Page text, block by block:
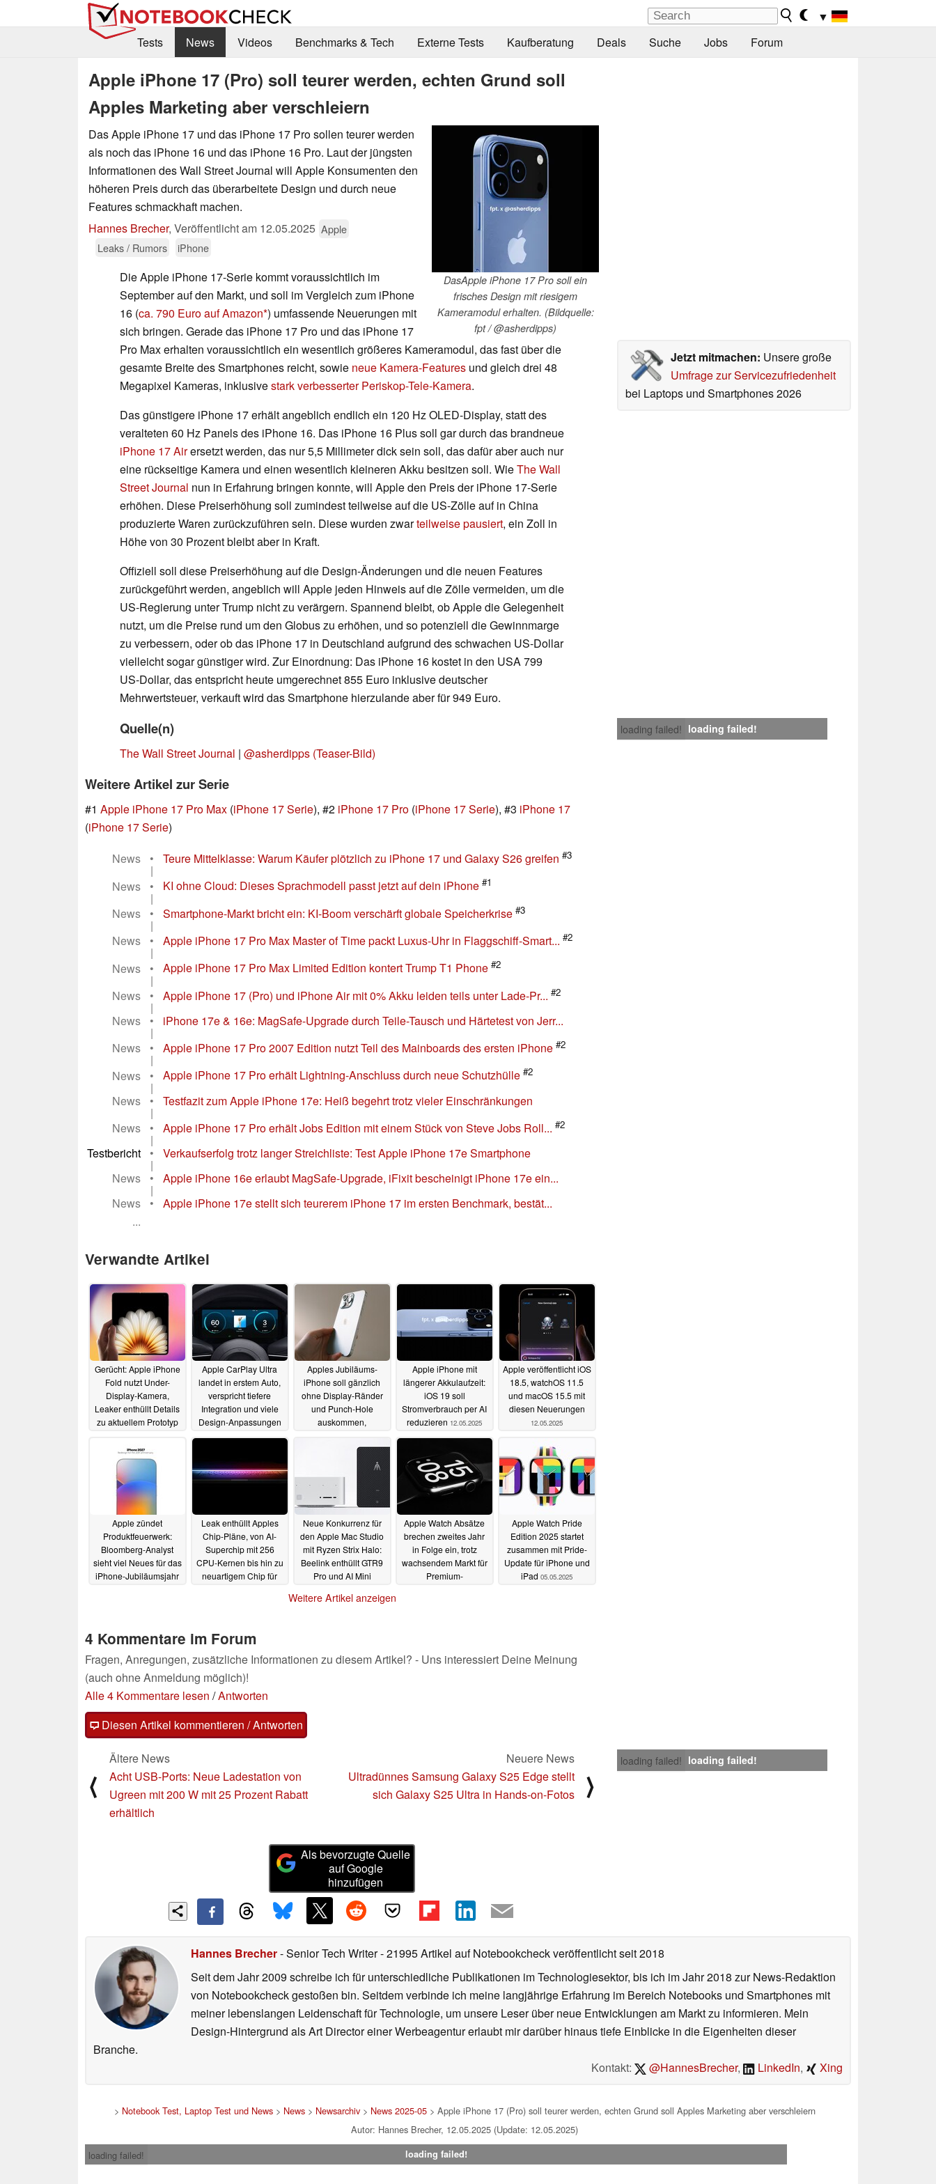
▼
Tests
News Videos Benchmarks & Tech Externe Tests Kaufberatung Deals Suche Jobs Forum
Apple iPhone 17 (Pro) soll teurer werden, echten Grund soll
Apples Marketing aber verschleiern
DasApple iPhone 17 Pro soll ein
frisches Design mit riesigem
Kameramodul erhalten. (Bildquelle:
fpt / @asherdipps)
Das Apple iPhone 17 und das iPhone 17 Pro sollen teurer werden
als noch das iPhone 16 und das iPhone 16 Pro. Laut der jüngsten
Informationen des Wall Street Journal will Apple Konsumenten den
höheren Preis durch das überarbeitete Design und durch neue
Features schmackhaft machen.
Hannes Brecher, Veröffentlicht am 12.05.2025 Apple
Leaks / Rumors
iPhone
Jetzt mitmachen: Unsere große
Umfrage zur Servicezufriedenheit
bei Laptops und Smartphones 2026
Die Apple iPhone 17-Serie kommt voraussichtlich im
September auf den Markt, und soll im Vergleich zum iPhone
16 (ca. 790 Euro auf Amazon ) umfassende Neuerungen mit
sich bringen. Gerade das iPhone 17 Pro und das iPhone 17
Pro Max erhalten voraussichtlich ein wesentlich größeres Kameramodul, das fast über die
gesamte Breite des Smartphones reicht, sowie neue Kamera-Features und gleich drei 48
Megapixel Kameras, inklusivestark verbesserter Periskop-Tele-Kamera.
Das günstigere iPhone 17 erhält angeblich endlich ein 120 Hz OLED-Display, statt des
veralteten 60 Hz Panels des iPhone 16. Das iPhone 16 Plus soll gar durch das brandneue
iPhone 17 Airersetzt werden, das nur 5,5 Millimeter dick sein soll, das dafür aber auch nur
eine rückseitige Kamera und einen wesentlich kleineren Akku besitzen soll. WieThe Wall
Street Journal nun in Erfahrung bringen konnte, will Apple den Preis der iPhone 17-Serie
erhöhen. Diese Preiserhöhung soll zumindest teilweise auf die US-Zölle auf in China
produzierte Waren zurückzuführen sein. Diese wurden zwarteilweise pausiert, ein Zoll in
Höhe von 30 Prozent bleibt aber in Kraft.
Offiziell soll diese Preiserhöhung auf die Design-Änderungen und die neuen Features
zurückgeführt werden, angeblich will Apple jeden Hinweis auf die Zölle vermeiden, um die
US-Regierung unter Trump nicht zu verärgern. Spannend bleibt, ob Apple die Gelegenheit
nutzt, um die Preise rund um den Globus zu erhöhen, und so potenziell die Gewinnmarge
zu verbessern, oder ob das iPhone 17 in Deutschland aufgrund des schwachen US-Dollar
vielleicht sogar günstiger wird. Zur Einordnung: Das iPhone 16 kostet in den USA 799
US-Dollar, das entspricht heute umgerechnet 855 Euro inklusive deutscher
Mehrwertsteuer, verkauft wird das Smartphone hierzulande aber für 949 Euro.
loading failed! loading failed!
Quelle(n)
The Wall Street Journal | @asherdipps (Teaser-Bild)
Weitere Artikel zur Serie
#1 Apple iPhone 17 Pro Max (iPhone 17 Serie), #2 iPhone 17 Pro (iPhone 17 Serie), #3 iPhone 17
(iPhone 17 Serie)
News
• Teure Mittelklasse: Warum Käufer plötzlich zu iPhone 17 und Galaxy S26 greifen #3
|
News
• KI ohne Cloud: Dieses Sprachmodell passt jetzt auf dein iPhone #1
|
News
• Smartphone-Markt bricht ein: KI-Boom verschärft globale Speicherkrise #3
|
News
• Apple iPhone 17 Pro Max Master of Time packt Luxus-Uhr in Flaggschiff-Smart... #2
|
News
• Apple iPhone 17 Pro Max Limited Edition kontert Trump T1 Phone #2
|
News
• Apple iPhone 17 (Pro) und iPhone Air mit 0% Akku leiden teils unter Lade-Pr... #2
|
News
• iPhone 17e & 16e: MagSafe-Upgrade durch Teile-Tausch und Härtetest von Jerr...
|
News
• Apple iPhone 17 Pro 2007 Edition nutzt Teil des Mainboards des ersten iPhone #2
|
News
• Apple iPhone 17 Pro erhält Lightning-Anschluss durch neue Schutzhülle #2
|
News
• Testfazit zum Apple iPhone 17e: Heiß begehrt trotz vieler Einschränkungen
|
News
• Apple iPhone 17 Pro erhält Jobs Edition mit einem Stück von Steve Jobs Roll... #2
|
Testbericht
• Verkaufserfolg trotz langer Streichliste: Test Apple iPhone 17e Smartphone
|
News
• Apple iPhone 16e erlaubt MagSafe-Upgrade, iFixit bescheinigt iPhone 17e ein...
|
News
•
Apple iPhone 17e stellt sich teurerem iPhone 17 im ersten Benchmark, bestät...
...
Verwandte Artikel
Gerücht: Apple iPhone
Fold nutzt Under-
Display-Kamera,
Leaker enthüllt Details
zu aktuellem Prototyp
Apple CarPlay Ultra
landet in erstem Auto,
verspricht tiefere
Integration und viele
Design-Anpassungen
15.05.2025
Apples Jubiläums-
iPhone soll gänzlich
ohne Display-Ränder
und Punch-Hole
auskommen,
14.05.2025
Apple iPhone mit
längerer Akkulaufzeit:
iOS 19 soll
Stromverbrauch per AI
reduzieren 12.05.2025
Apple veröffentlicht iOS
18.5, watchOS 11.5
und macOS 15.5 mit
diesen Neuerungen
12.05.2025
Apple zündet
Produktfeuerwerk:
Bloomberg-Analyst
sieht viel Neues für das
iPhone-Jubiläumsjahr
Leak enthüllt Apples
Chip-Pläne, von AI-
Superchip mit 256
CPU-Kernen bis hin zu
neuartigem Chip für
Neue Konkurrenz für
den Apple Mac Studio
mit Ryzen Strix Halo:
Beelink enthüllt GTR9
Pro und AI Mini
Apple Watch Absätze
brechen zweites Jahr
in Folge ein, trotz
wachsendem Markt für
Premium-
Apple Watch Pride
Edition 2025 startet
zusammen mit Pride-
Update für iPhone und
iPad 05.05.2025
Weitere Artikel anzeigen
4 Kommentare im Forum
Fragen, Anregungen, zusätzliche Informationen zu diesem Artikel? - Uns interessiert Deine Meinung
(auch ohne Anmeldung möglich)!
Alle 4 Kommentare lesen /Antworten
Diesen Artikel kommentieren / Antworten
loading failed! loading failed!
⟨
Ältere News
Acht USB-Ports: Neue Ladestation von
Ugreen mit 200 W mit 25 Prozent Rabatt
erhältlich
Neuere News
Ultradünnes Samsung Galaxy S25 Edge stellt
sich Galaxy S25 Ultra in Hands-on-Fotos
⟩
Als bevorzugte Quelle
auf Google
hinzufügen
Hannes Brecher- Senior Tech Writer- 21995 Artikel auf Notebookcheck veröffentlichtseit 2018
Seit dem Jahr 2009 schreibe ich für unterschiedliche Publikationen im Technologiesektor, bis ich im Jahr 2018 zur News-Redaktion
von Notebookcheck gestoßen bin. Seitdem verbinde ich meine langjährige Erfahrung im Bereich Notebooks und Smartphones mit
meiner lebenslangen Leidenschaft für Technologie, um unsere Leser über neue Entwicklungen am Markt zu informieren. Mein
Design-Hintergrund als Art Director einer Werbeagentur erlaubt mir darüber hinaus tiefe Einblicke in die Eigenheiten dieser
Branche.
Kontakt:
@HannesBrecher, LinkedIn, Xing
> Notebook Test, Laptop Test und News> News> Newsarchiv> News 2025-05> Apple iPhone 17 (Pro) soll teurer werden, echten Grund soll Apples Marketing aber verschleiern
Autor: Hannes Brecher, 12.05.2025 (Update: 12.05.2025)
loading failed!
loading failed!